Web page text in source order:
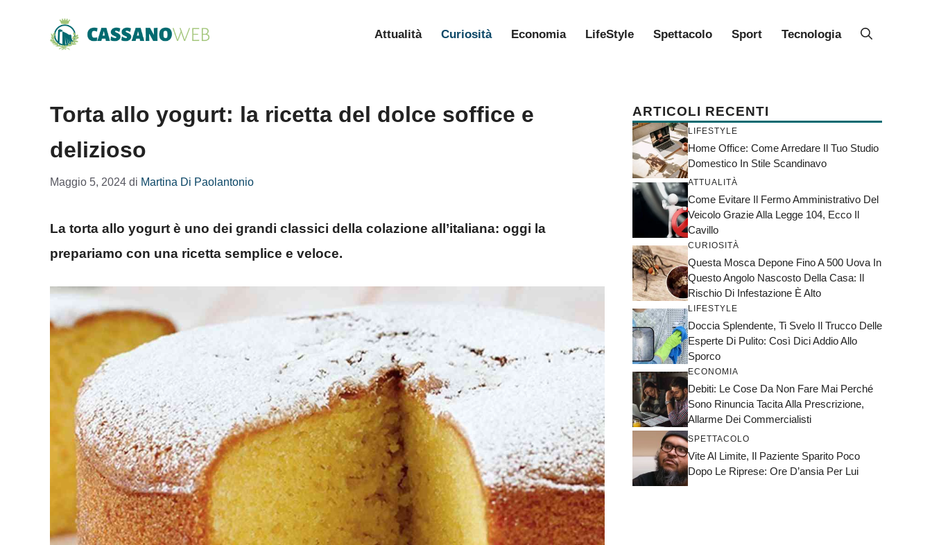
Attualità Curiosità Economia LifeStyle Spettacolo Sport Tecnologia
Torta allo yogurt: la ricetta del dolce soffice e
delizioso
Maggio 5, 2024 di Martina Di Paolantonio
La torta allo yogurt è uno dei grandi classici della colazione all’italiana: oggi la
prepariamo con una ricetta semplice e veloce.
ARTICOLI RECENTI
LIFESTYLE
Home Office: Come Arredare Il Tuo Studio
Domestico In Stile Scandinavo
ATTUALITÀ
Come Evitare Il Fermo Amministrativo Del
Veicolo Grazie Alla Legge 104, Ecco Il
Cavillo
CURIOSITÀ
Questa Mosca Depone Fino A 500 Uova In
Questo Angolo Nascosto Della Casa: Il
Rischio Di Infestazione È Alto
LIFESTYLE
Doccia Splendente, Ti Svelo Il Trucco Delle
Esperte Di Pulito: Così Dici Addio Allo
Sporco
ECONOMIA
Debiti: Le Cose Da Non Fare Mai Perché
Sono Rinuncia Tacita Alla Prescrizione,
Allarme Dei Commercialisti
SPETTACOLO
Vite Al Limite, Il Paziente Sparito Poco
Dopo Le Riprese: Ore D’ansia Per Lui